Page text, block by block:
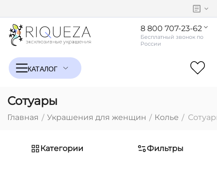
8 800 707-23-62
Сотуары
Главная / Украшения для женщин / Колье /
Категории Фильтры